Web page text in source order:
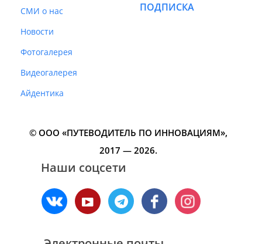
СМИ о нас
Новости
Фотогалерея
Видеогалерея
Айдентика
ПОДПИСКА
© ООО «ПУТЕВОДИТЕЛЬ ПО ИННОВАЦИЯМ»‎,
2017 — 2026.
Наши соцсети